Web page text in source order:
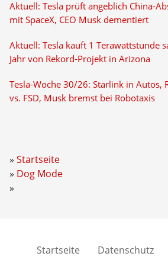
Aktuell: Tesla prüft angeblich China-
mit SpaceX, CEO Musk dementiert
Aktuell: Tesla kauft 1 Terawattstunde
Jahr von Rekord-Projekt in Arizona
Tesla-Woche 30/26: Starlink in Autos,
vs. FSD, Musk bremst bei Robotaxis
Startseite
Dog Mode
Startseite Datenschutz